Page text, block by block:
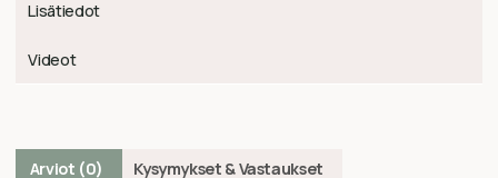
Lisätiedot
Videot
Arviot (0) Kysymykset & Vastaukset